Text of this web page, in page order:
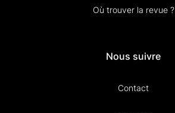
Où trouver la revue ?
Nous suivre
Contact